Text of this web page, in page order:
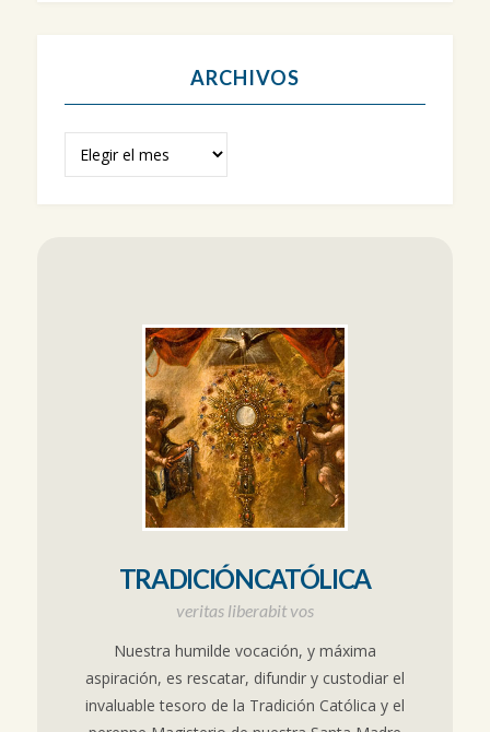
ARCHIVOS
TRADICIÓNCATÓLICA
veritas liberabit vos
Nuestra humilde vocación, y máxima
aspiración, es rescatar, difundir y custodiar el
invaluable tesoro de la Tradición Católica y el